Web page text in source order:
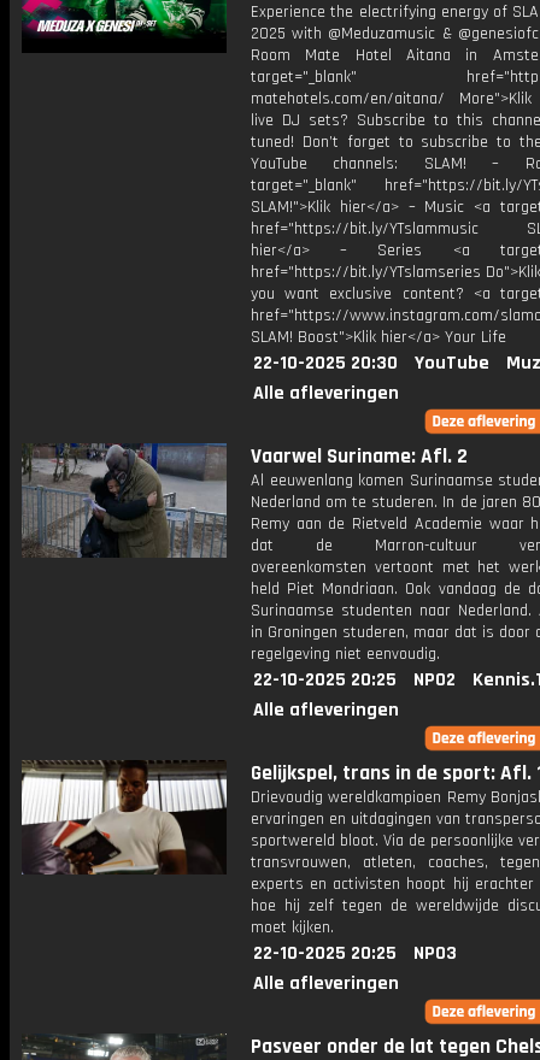
Experience the electrifying energy of
2025 with @Meduzamusic &
Room Mate Hotel Aitana in
target="_blank"
matehotels.com/en/aitana/
live DJ sets? Subscribe to this
tuned! Don’t forget to subscribe to
YouTube channels: SLAM! –
target="_blank" href="https://bit.ly/
SLAM!">Klik hier</a> – Music <a
href="https://bit.ly/YTslammusic
hier</a> – Series <a
href="https://bit.ly/YTslamseries
you want exclusive content? <a
href="https://www.instagram.com/
SLAM! Boost">Klik hier</a> Your Life
22-10-2025 20:30 YouTube
Alle afleveringen
Vaarwel Suriname: Afl. 2
Al eeuwenlang komen Surinaamse
Nederland om te studeren. In de jaren
Remy aan de Rietveld Academie waar
dat de Marron-cultuur
overeenkomsten vertoont met het
held Piet Mondriaan. Ook vandaag de
Surinaamse studenten naar
in Groningen studeren, maar dat is door
regelgeving niet eenvoudig.
22-10-2025 20:25 NPO2
Alle afleveringen
Gelijkspel, trans in de sport: Afl.
Drievoudig wereldkampioen Remy
ervaringen en uitdagingen van
sportwereld bloot. Via de persoonlijke
transvrouwen, atleten, coaches,
experts en activisten hoopt hij erachter
hoe hij zelf tegen de wereldwijde
moet kijken.
22-10-2025 20:25
NPO3
Alle afleveringen
Pasveer onder de lat tegen